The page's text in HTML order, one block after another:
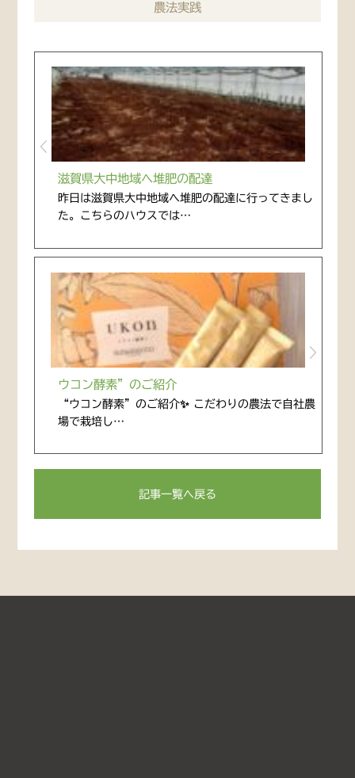
農法実践
滋賀県大中地域へ堆肥の配達
昨日は滋賀県大中地域へ堆肥の配達に行ってきまし
た。こちらのハウスでは…
ウコン酵素”のご紹介
“ウコン酵素”のご紹介✨ こだわりの農法で自社農
場で栽培し…
記事一覧へ戻る